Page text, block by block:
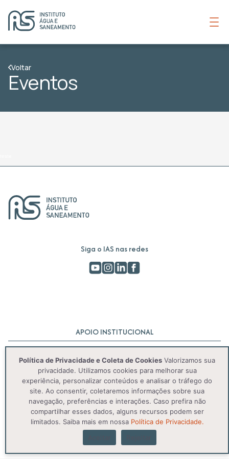
Voltar
Eventos
Siga o IAS nas redes
APOIO INSTITUCIONAL
© 2025 IAS. Todos os direitos reservados.
Política de Privacidade e Coleta de Cookies Valorizamos sua
privacidade. Utilizamos cookies para melhorar sua
experiência, personalizar conteúdos e analisar o tráfego do
site. Ao consentir, coletaremos informações sobre sua
navegação, preferências e interações. Caso prefira não
compartilhar esses dados, alguns recursos podem ser
limitados. Saiba mais em nossa Política de Privacidade.